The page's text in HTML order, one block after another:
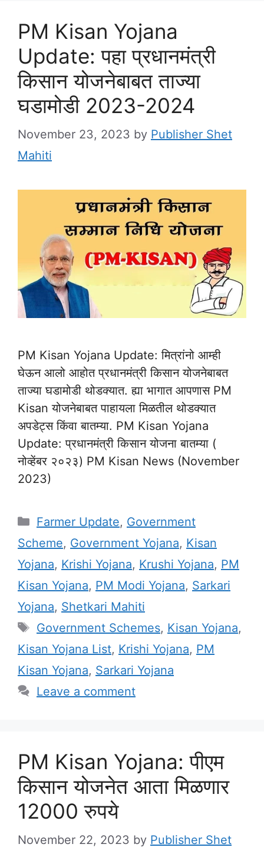
PM Kisan Yojana
Update: पहा प्रधानमंत्री
किसान योजनेबाबत ताज्या
घडामोडी 2023-2024
November 23, 2023 by Publisher Shet
Mahiti
PM Kisan Yojana Update: मित्रांनो आम्ही
घेऊन आलो आहोत प्रधानमंत्री किसान योजनेबाबत
ताज्या घडामोडी थोडक्यात. ह्या भागात आपणास PM
Kisan योजनेबाबत पाहायला मिळतील थोडक्यात
अपडेट्स किंवा बातम्या. PM Kisan Yojana
Update: प्रधानमंत्री किसान योजना बातम्या (
नोव्हेंबर २०२३) PM Kisan News (November
2023)
Categories
Farmer Update, Government
Scheme, Government Yojana, Kisan
Yojana, Krishi Yojana, Krushi Yojana, PM
Kisan Yojana, PM Modi Yojana, Sarkari
Yojana, Shetkari Mahiti
Tags
Government Schemes, Kisan Yojana,
Kisan Yojana List, Krishi Yojana, PM
Kisan Yojana, Sarkari Yojana
Leave a comment
PM Kisan Yojana: पीएम
किसान योजनेत आता मिळणार
12000 रुपये
November 22, 2023 by Publisher Shet